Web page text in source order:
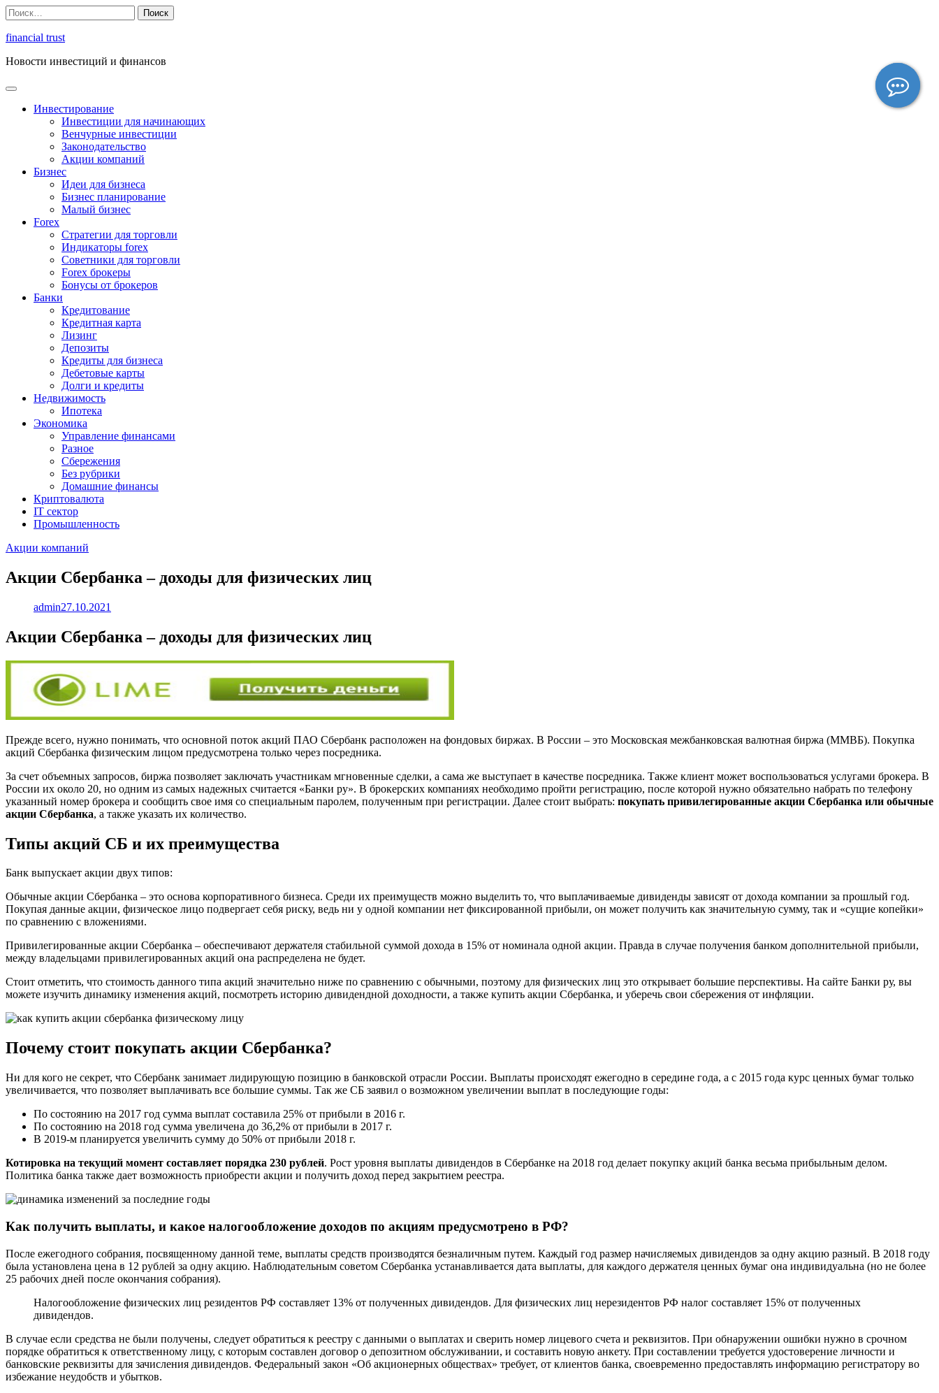
Перейти
к
содержимому
Найти:
financial trust
Новости инвестиций и финансов
Инвестирование
Инвестиции для начинающих
Венчурные инвестиции
Законодательство
Акции компаний
Бизнес
Идеи для бизнеса
Бизнес планирование
Малый бизнес
Forex
Стратегии для торговли
Индикаторы forex
Советники для торговли
Forex брокеры
Бонусы от брокеров
Банки
Кредитование
Кредитная карта
Лизинг
Депозиты
Кредиты для бизнеса
Дебетовые карты
Долги и кредиты
Недвижимость
Ипотека
Экономика
Управление финансами
Разное
Сбережения
Без рубрики
Домашние финансы
Криптовалюта
IT сектор
Промышленность
Акции компаний
Акции Сбербанка – доходы для физических лиц
admin27.10.2021
Акции Сбербанка – доходы для физических лиц
Прежде всего, нужно понимать, что основной поток акций ПАО Сбербанк расположен на фондовых биржах. В России – это Московская межбанковская валютная биржа (ММВБ). Покупка
акций Сбербанка физическим лицом предусмотрена только через посредника.
За счет объемных запросов, биржа позволяет заключать участникам мгновенные сделки, а сама же выступает в качестве посредника. Также клиент может воспользоваться услугами брокера. В
России их около 20, но одним из самых надежных считается «Банки ру». В брокерских компаниях необходимо пройти регистрацию, после которой нужно обязательно набрать по телефону
указанный номер брокера и сообщить свое имя со специальным паролем, полученным при регистрации. Далее стоит выбрать: покупать привилегированные акции Сбербанка или обычные
акции Сбербанка, а также указать их количество.
Типы акций СБ и их преимущества
Банк выпускает акции двух типов:
Обычные акции Сбербанка – это основа корпоративного бизнеса. Среди их преимуществ можно выделить то, что выплачиваемые дивиденды зависят от дохода компании за прошлый год.
Покупая данные акции, физическое лицо подвергает себя риску, ведь ни у одной компании нет фиксированной прибыли, он может получить как значительную сумму, так и «сущие копейки»
по сравнению с вложениями.
Привилегированные акции Сбербанка – обеспечивают держателя стабильной суммой дохода в 15% от номинала одной акции. Правда в случае получения банком дополнительной прибыли,
между владельцами привилегированных акций она распределена не будет.
Стоит отметить, что стоимость данного типа акций значительно ниже по сравнению с обычными, поэтому для физических лиц это открывает большие перспективы. На сайте Банки ру, вы
можете изучить динамику изменения акций, посмотреть историю дивидендной доходности, а также купить акции Сбербанка, и уберечь свои сбережения от инфляции.
Почему стоит покупать акции Сбербанка?
Ни для кого не секрет, что Сбербанк занимает лидирующую позицию в банковской отрасли России. Выплаты происходят ежегодно в середине года, а с 2015 года курс ценных бумаг только
увеличивается, что позволяет выплачивать все большие суммы. Так же СБ заявил о возможном увеличении выплат в последующие годы:
По состоянию на 2017 год сумма выплат составила 25% от прибыли в 2016 г.
По состоянию на 2018 год сумма увеличена до 36,2% от прибыли в 2017 г.
В 2019-м планируется увеличить сумму до 50% от прибыли 2018 г.
Котировка на текущий момент составляет порядка 230 рублей. Рост уровня выплаты дивидендов в Сбербанке на 2018 год делает покупку акций банка весьма прибыльным делом.
Политика банка также дает возможность приобрести акции и получить доход перед закрытием реестра.
Как получить выплаты, и какое налогообложение доходов по акциям предусмотрено в РФ?
После ежегодного собрания, посвященному данной теме, выплаты средств производятся безналичным путем. Каждый год размер начисляемых дивидендов за одну акцию разный. В 2018 году
была установлена цена в 12 рублей за одну акцию. Наблюдательным советом Сбербанка устанавливается дата выплаты, для каждого держателя ценных бумаг она индивидуальна (но не более
25 рабочих дней после окончания собрания).
Налогообложение физических лиц резидентов РФ составляет 13% от полученных дивидендов. Для физических лиц нерезидентов РФ налог составляет 15% от полученных
дивидендов.
В случае если средства не были получены, следует обратиться к реестру с данными о выплатах и сверить номер лицевого счета и реквизитов. При обнаружении ошибки нужно в срочном
порядке обратиться к ответственному лицу, с которым составлен договор о депозитном обслуживании, и составить новую анкету. При составлении требуется удостоверение личности и
банковские реквизиты для зачисления дивидендов. Федеральный закон «Об акционерных обществах» требует, от клиентов банка, своевременно предоставлять информацию регистратору во
избежание неудобств и убытков.